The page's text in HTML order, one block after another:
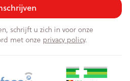
schrijft u zich in voor onze
met onze privacy policy.